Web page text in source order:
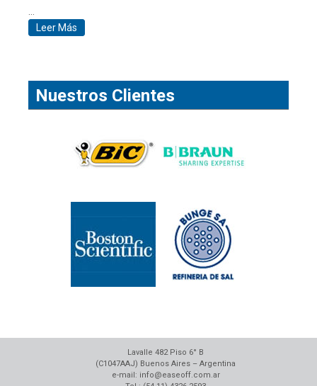
…
Leer Más
Nuestros Clientes
Lavalle 482 Piso 6° B
(C1047AAJ) Buenos Aires – Argentina
e-mail: info@easeoff.com.ar